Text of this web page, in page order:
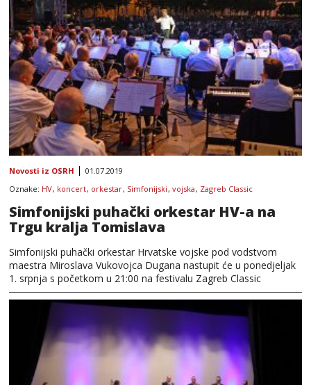
Novosti iz OSRH
01.07.2019
Oznake: HV, koncert, orkestar, Simfonijski, vojska, Zagreb Classic
Simfonijski puhački orkestar HV-a na
Trgu kralja Tomislava
Simfonijski puhački orkestar Hrvatske vojske pod vodstvom
maestra Miroslava Vukovojca Dugana nastupit će u ponedjeljak
1. srpnja s početkom u 21:00 na festivalu Zagreb Classic